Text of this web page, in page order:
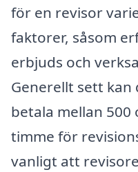
för en revisor
faktorer, såsom
erbjuds och
Generellt sett
betala mellan
timme för
vanligt att